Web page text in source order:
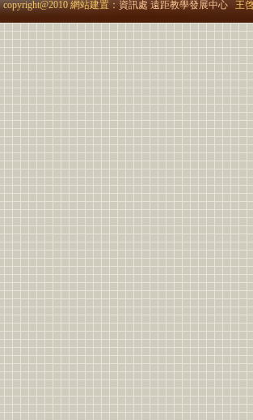
copyright@2010 網站建置： 資訊處 遠距教學發展中心王